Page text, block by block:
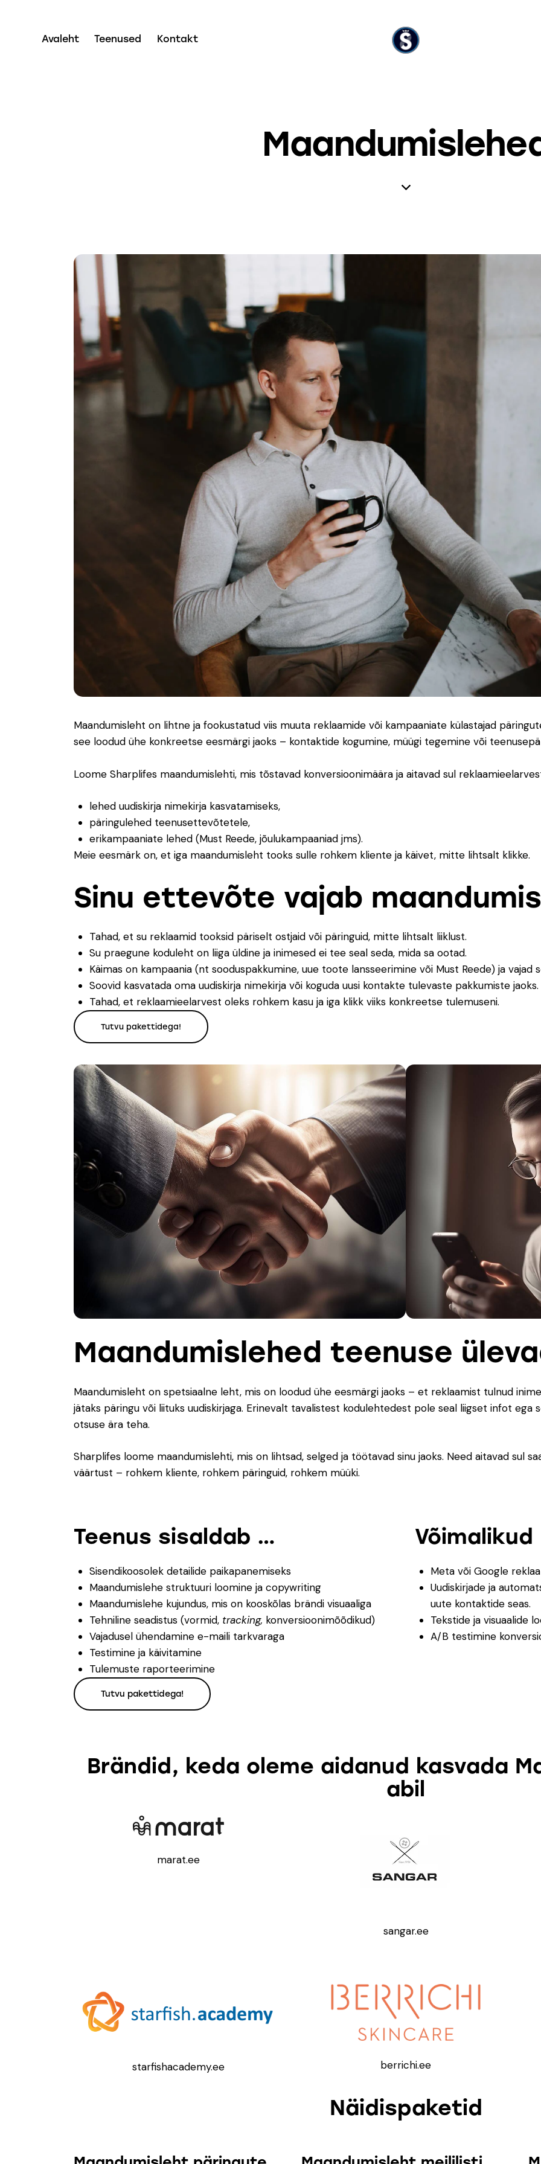
Avaleht Teenused Kontakt
Maandumisleht on lihtne ja fookustatud viis muuta reklaamide või kampaaniate külastajad
see loodud ühe konkreetse eesmärgi jaoks – kontaktide kogumine, müügi tegemine või
Loome Sharplifes maandumislehti, mis tõstavad konversioonimäära ja aitavad sul
lehed uudiskirja nimekirja kasvatamiseks,
päringulehed teenusettevõtetele,
erikampaaniate lehed (Must Reede, jõulukampaaniad jms).
Meie eesmärk on, et iga maandumisleht tooks sulle rohkem kliente ja käivet, mitte lihtsalt klikke.
Sinu ettevõte vajab
Tahad, et su reklaamid tooksid päriselt ostjaid või päringuid, mitte lihtsalt liiklust.
Su praegune koduleht on liiga üldine ja inimesed ei tee seal seda, mida sa ootad.
Käimas on kampaania (nt sooduspakkumine, uue toote lansseerimine või Must Reede) ja vajad
Soovid kasvatada oma uudiskirja nimekirja või koguda uusi kontakte tulevaste pakkumiste jaoks.
Tahad, et reklaamieelarvest oleks rohkem kasu ja iga klikk viiks konkreetse tulemuseni.
Tutvu pakettidega!
Maandumislehed teenuse
Maandumisleht on spetsiaalne leht, mis on loodud ühe eesmärgi jaoks – et reklaamist tulnud
jätaks päringu või liituks uudiskirjaga. Erinevalt tavalistest kodulehtedest pole seal liigset infot ega
otsuse ära teha.
Sharplifes loome maandumislehti, mis on lihtsad, selged ja töötavad sinu jaoks. Need aitavad sul
väärtust – rohkem kliente, rohkem päringuid, rohkem müüki.
Teenus sisaldab …
Sisendikoosolek detailide paikapanemiseks
Maandumislehe struktuuri loomine ja copywriting
Maandumislehe kujundus, mis on kooskõlas brändi visuaaliga
Tehniline seadistus (vormid, tracking, konversioonimõõdikud)
Vajadusel ühendamine e-maili tarkvaraga
Testimine ja käivitamine
Tulemuste raporteerimine
Tutvu pakettidega!
Meta või Google
Uudiskirjade ja
uute kontaktide seas.
Tekstide ja visuaalide
A/B testimine
Brändid, keda oleme aidanud kasvada
abil
marat.ee
sangar.ee
starfishacademy.ee berrichi.ee
Näidispaketid